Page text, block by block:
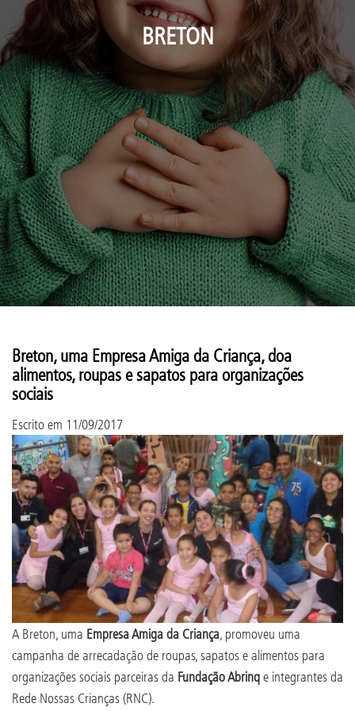
BRETON
Breton, uma Empresa Amiga da Criança, doa
alimentos, roupas e sapatos para organizações
sociais
Escrito em 11/09/2017
A Breton, uma Empresa Amiga da Criança, promoveu uma
campanha de arrecadação de roupas, sapatos e alimentos para
organizações sociais parceiras da Fundação Abrinqe integrantes da
Rede Nossas Crianças (RNC).